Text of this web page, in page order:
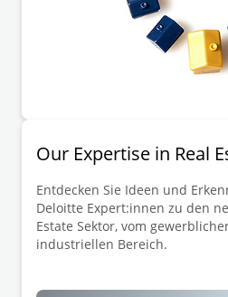
Our Expertise in Real
Entdecken Sie Ideen und
Deloitte Expert:innen zu den
Estate Sektor, vom
industriellen Bereich.